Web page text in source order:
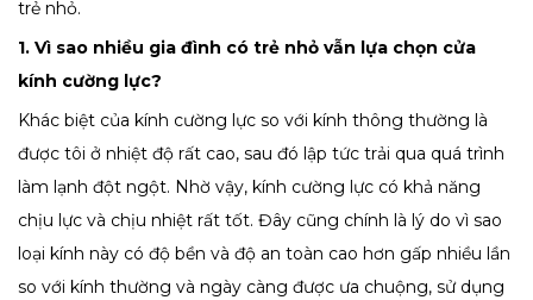
trẻ nhỏ.
1. Vì sao nhiều gia đình có trẻ nhỏ vẫn lựa chọn cửa
kính cường lực?
Khác biệt của kính cường lực so với kính thông thường là
được tôi ở nhiệt độ rất cao, sau đó lập tức trải qua quá trình
làm lạnh đột ngột. Nhờ vậy, kính cường lực có khả năng
chịu lực và chịu nhiệt rất tốt. Đây cũng chính là lý do vì sao
loại kính này có độ bền và độ an toàn cao hơn gấp nhiều lần
so với kính thường và ngày càng được ưa chuộng, sử dụng